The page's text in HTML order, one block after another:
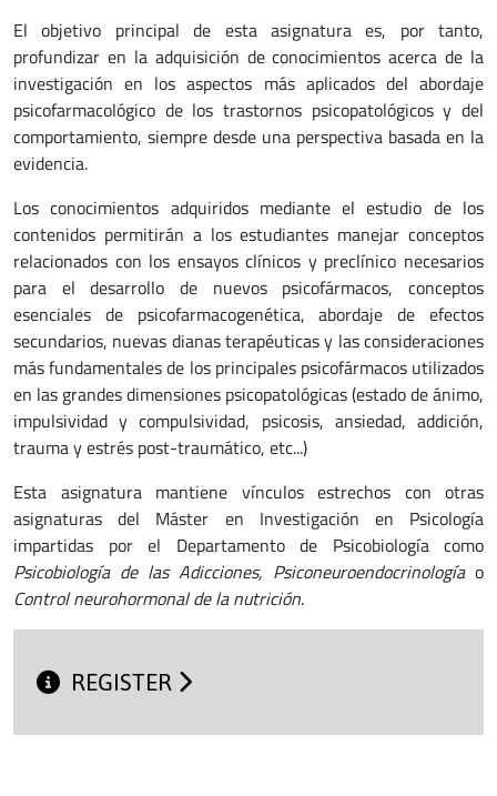
El objetivo principal de esta asignatura es, por tanto,
profundizar en la adquisición de conocimientos acerca de la
investigación en los aspectos más aplicados del abordaje
psicofarmacológico de los trastornos psicopatológicos y del
comportamiento, siempre desde una perspectiva basada en la
evidencia.
Los conocimientos adquiridos mediante el estudio de los
contenidos permitirán a los estudiantes manejar conceptos
relacionados con los ensayos clínicos y preclínico necesarios
para el desarrollo de nuevos psicofármacos, conceptos
esenciales de psicofarmacogenética, abordaje de efectos
secundarios, nuevas dianas terapéuticas y las consideraciones
más fundamentales de los principales psicofármacos utilizados
en las grandes dimensiones psicopatológicas (estado de ánimo,
impulsividad y compulsividad, psicosis, ansiedad, addición,
trauma y estrés post-traumático, etc...)
Esta asignatura mantiene vínculos estrechos con otras
asignaturas del Máster en Investigación en Psicología
impartidas por el Departamento de Psicobiología como
Psicobiología de las Adicciones, Psiconeuroendocrinología o
Control neurohormonal de la nutrición.
REGISTER